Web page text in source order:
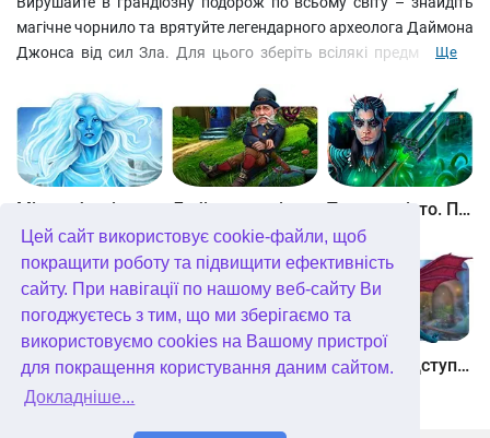
Цей сайт використовує cookie-файли, щоб
покращити роботу та підвищити ефективність
сайту. При навігації по нашому веб-сайту Ви
погоджуєтесь з тим, що ми зберігаємо та
використовуємо cookies на Вашому пристрої
для покращення користування даним сайтом.
Докладніше...
магічне чорнило та врятуйте легендарного археолога Даймона
Джонса від сил Зла. Для цього зберіть всілякі предмети, які
призначенням. Увімкніть кмітливість і вирішіть захоплюючі
головоломки! У складні моменти звертайтеся до чарівного
шлейфу підказок, що захований за кнопкою мети. І поспішаєте,
на рахунку кожна хвилина!
Ще
Таємне місто. Підводне царство. колекційне видання
Небесні землі. Пробудження гігантів. колекційне видання Загадки Нью-Йорка. Пробудження. колекційне видання Хімери. Підступи зла. колекційне видання